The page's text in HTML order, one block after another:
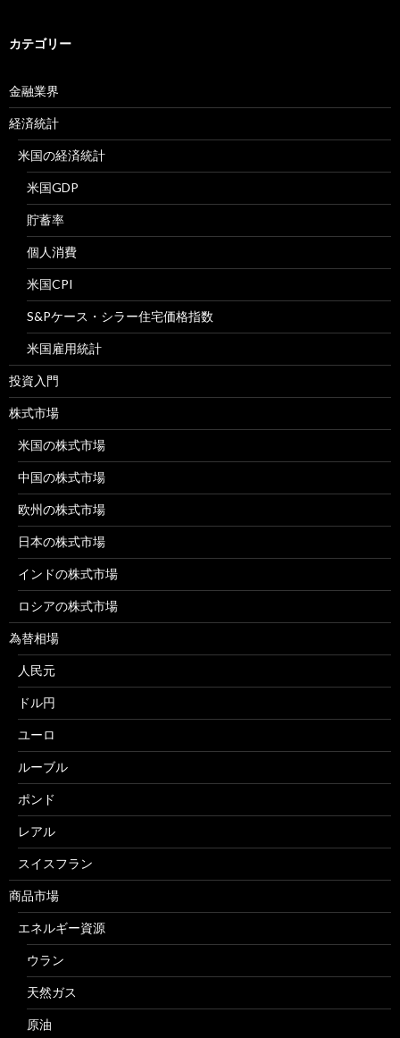
カテゴリー
金融業界
経済統計
米国の経済統計
米国GDP
貯蓄率
個人消費
米国CPI
S&Pケース・シラー住宅価格指数
米国雇用統計
投資入門
株式市場
米国の株式市場
中国の株式市場
欧州の株式市場
日本の株式市場
インドの株式市場
ロシアの株式市場
為替相場
人民元
ドル円
ユーロ
ルーブル
ポンド
レアル
スイスフラン
商品市場
エネルギー資源
ウラン
天然ガス
原油